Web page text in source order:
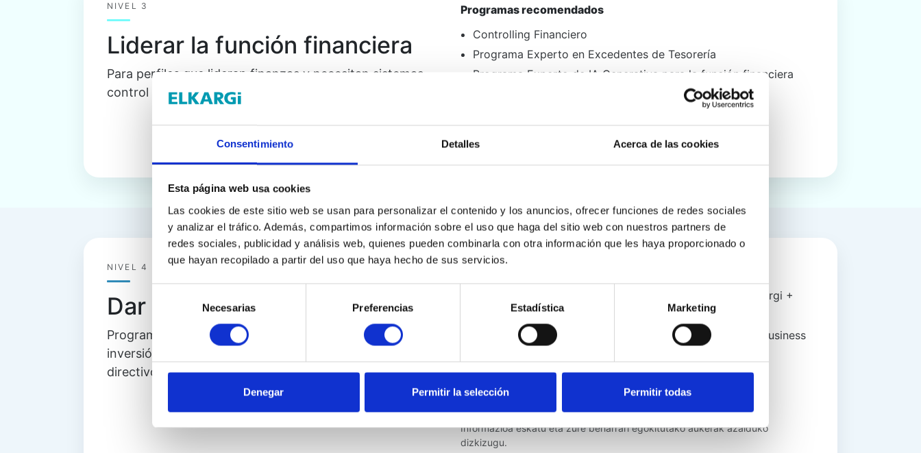
Consentimiento Detalles Acerca de las cookies
Esta página web usa cookies
Las cookies de este sitio web se usan para personalizar el contenido y los anuncios, ofrecer funciones de redes sociales
y analizar el tráfico. Además, compartimos información sobre el uso que haga del sitio web con nuestros partners de
redes sociales, publicidad y análisis web, quienes pueden combinarla con otra información que les haya proporcionado o
que hayan recopilado a partir del uso que haya hecho de sus servicios.
consentimiento
Necesarias Preferencias Estadística Marketing
Denegar Permitir la selección Permitir todas
NIVEL 3
Liderar la función financiera
Para perfiles que lideran finanzas y necesitan sistemas,
control y visión para elevar la toma de decisiones.
Programas recomendados
Controlling Financiero
Programa Experto en Excedentes de Tesorería
Programa Experto de IA Generativa para la función financiera
Zure profilaren arabera, ibilbide egokia proposatuko dizugu.
NIVEL 4
Dar el salto estratégico
Programas superiores para quienes toman decisiones de
inversión, crecimiento y estructura financiera a nivel
directivo.
PEDF — Programa Experto en Dirección Financiera (Elkargi +
Deusto Business School)
Programa ejecutivo en Strategic Corporate Finance (IE Business
Quiero información de este nivel
Informazioa eskatu eta zure beharrari egokitutako aukerak azalduko
dizkizugu.